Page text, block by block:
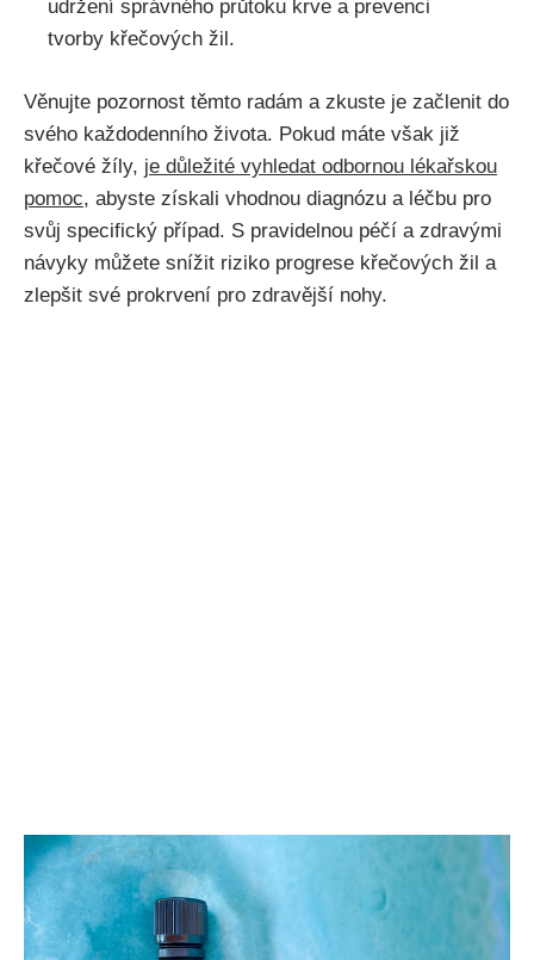
udržení správného průtoku krve⁢ a ⁣prevenci
tvorby křečových žil.
Věnujte pozornost těmto‍ radám a zkuste je začlenit do
svého každodenního života. ‌Pokud máte ⁤však již
křečové žíly, je důležité vyhledat odbornou lékařskou
pomoc, abyste získali vhodnou diagnózu a léčbu ⁣pro
svůj specifický⁣ případ. S pravidelnou péčí a ​zdravými
návyky můžete​ snížit ⁣riziko progrese křečových žil a
zlepšit‌ své prokrvení pro zdravější nohy.